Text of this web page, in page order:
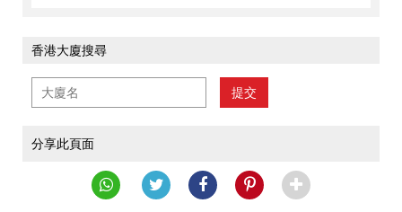
香港大廈搜尋
提交
分享此頁面